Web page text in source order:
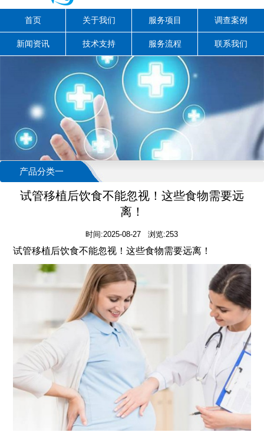
首页 关于我们 服务项目 调查案例
新闻资讯 技术支持 服务流程 联系我们
产品分类一
试管移植后饮食不能忽视！这些食物需要远
离！
时间:2025-08-27 浏览:253
试管移植后饮食不能忽视！这些食物需要远离！